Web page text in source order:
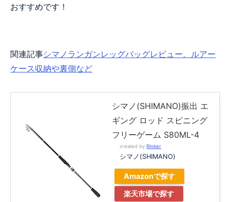
おすすめです！
関連記事シマノランガンレッグバッグレビュー。ルアー
ケース収納や裏側など
シマノ(SHIMANO)振出 エ
ギング ロッド スピニング
フリーゲーム S80ML-4
created by Rinker
シマノ(SHIMANO)
Amazonで探す
楽天市場で探す